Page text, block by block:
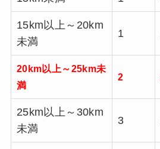
15km以上～20km
未満
1
20km以上～25km未
満
2
25km以上～30km
未満
3